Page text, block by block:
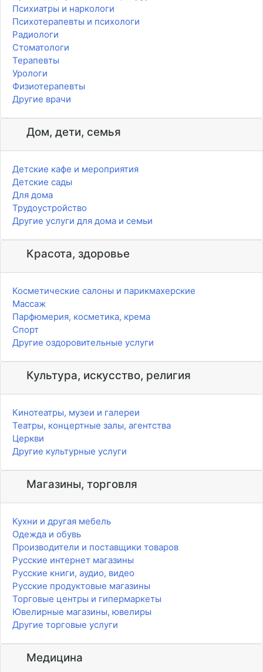
Психиатры и наркологи
Психотерапевты и психологи
Радиологи
Стоматологи
Терапевты
Урологи
Физиотерапевты
Другие врачи
Дом, дети, семья
Детские кафе и мероприятия
Детские сады
Для дома
Трудоустройство
Другие услуги для дома и семьи
Красота, здоровье
Косметические салоны и парикмахерские
Массаж
Парфюмерия, косметика, крема
Спорт
Другие оздоровительные услуги
Культура, искусство, религия
Кинотеатры, музеи и галереи
Театры, концертные залы, агентства
Церкви
Другие культурные услуги
Магазины, торговля
Кухни и другая мебель
Одежда и обувь
Производители и поставщики товаров
Русские интернет магазины
Русские книги, аудио, видео
Русские продуктовые магазины
Торговые центры и гипермаркеты
Ювелирные магазины, ювелиры
Другие торговые услуги
Медицина